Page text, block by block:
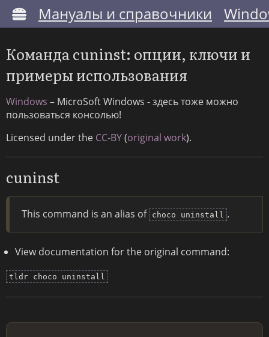
Мануалы и справочники
Команда cuninst: опции, ключи и
примеры использования
Windows – MicroSoft Windows - здесь тоже можно
пользоваться консолью!
Licensed under the CC-BY(original work).
cuninst
This command is an alias of choco uninstall .
View documentation for the original command:
tldr choco uninstall